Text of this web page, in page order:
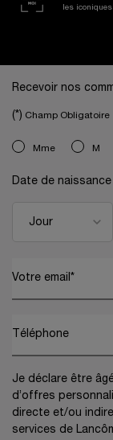
les
Recevoir nos
(*) Champ Obligatoire
Mme M
Date de naissance
Votre email *
Téléphone
Je déclare être
d’offres
directe et/ou
services de